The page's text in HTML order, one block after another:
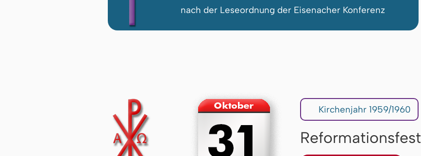
nach der Leseordnung der Eisenacher Konferenz
Kirchenjahr 1959/1960
Reformationsfest